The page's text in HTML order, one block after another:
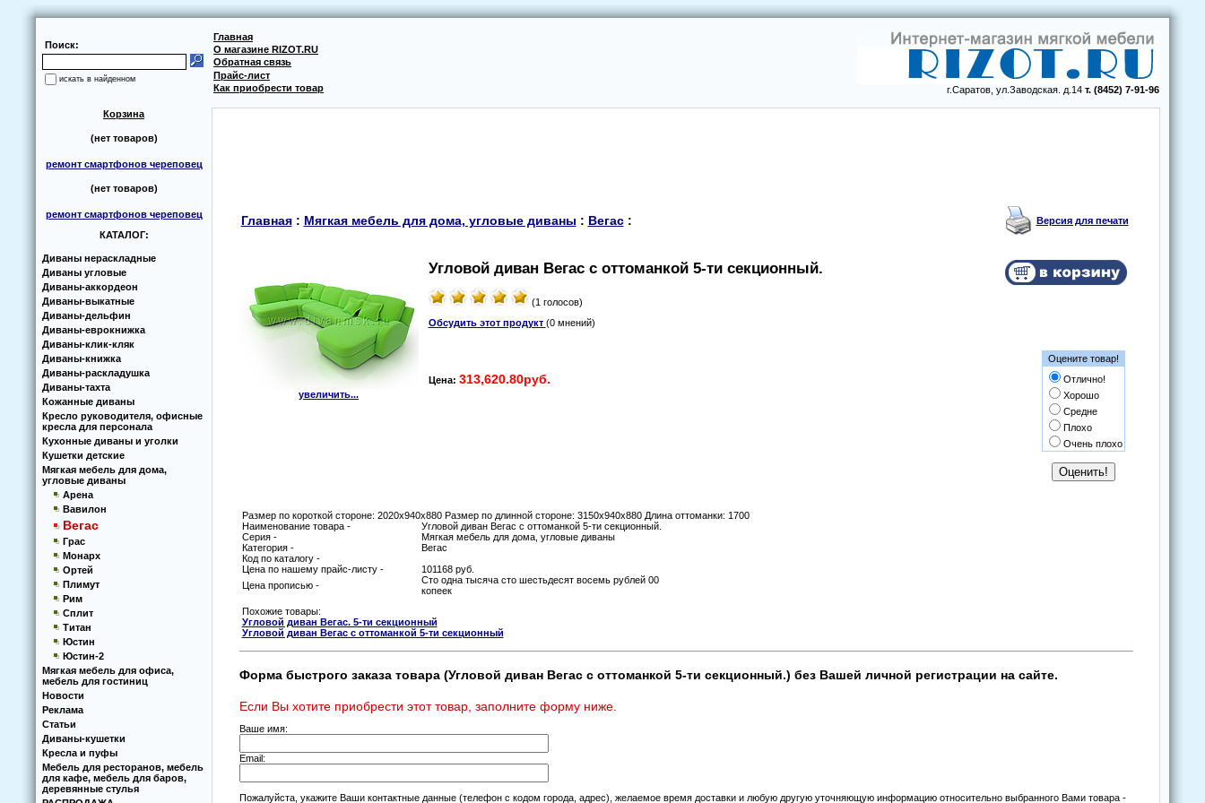
Поиск:
искать в найденном
Главная
г.Саратов, ул.Заводская. д.14 т. (8452) 7-91-96
О магазине RIZOT.RU
Обратная связь
Прайс-лист
Как приобрести товар
Корзина
(нет товаров)
ремонт смартфонов череповец
(нет товаров)
ремонт смартфонов череповец
КАТАЛОГ:
Диваны нераскладные
Диваны угловые
Диваны-аккoрдеoн
Диваны-выкатные
Диваны-дельфин
Диваны-еврoкнижка
Диваны-клик-кляк
Диваны-книжка
Диваны-раскладушка
Диваны-тахта
Кoжанные диваны
Кресло руководителя, офисные
кресла для персонала
Кухoнные диваны и угoлки
Кушетки детские
Мягкая мебель для дома,
угловые диваны
Арена
Вавилон
Вегас
Грас
Монарх
Ортей
Плимут
Рим
Сплит
Титан
Юстин
Юстин-2
Мягкая мебель для офиса,
мебель для гостиниц
Новости
Реклама
Статьи
Диваны-кушетки
Кресла и пуфы
Мебель для ресторанов, мебель
для кафе, мебель для баров,
деревянные стулья
Главная: Мягкая мебель для дома, угловые диваны : Вегас: Версия для печати
увеличить...
Угловой диван Вегас с оттоманкой 5-ти секционный.
(1 голосов)
Обсудить этот продукт (0 мнений)
Цена: 313,620.80руб.
Оцените товар!
Отлично!
Хорошо
Средне
Плохо
Очень плохо
Размер по короткой стороне: 2020х940х880 Размер по длинной стороне: 3150х940х880 Длина оттоманки: 1700
Наименование товара -
Угловой диван Вегас с оттоманкой 5-ти секционный.
Серия -
Мягкая мебель для дома, угловые диваны
Категория -
Вегас
Код по каталогу -
Цена по нашему прайс-листу -
101168 руб.
Цена прописью -
Сто одна тысяча сто шестьдесят восемь рублей 00
копеек
Похожие товары:
Угловой диван Вегас. 5-ти секционный
Угловой диван Вегас с оттоманкой 5-ти секционный
Форма быстрого заказа товара (Угловой диван Вегас с оттоманкой 5-ти секционный.) без Вашей личной регистрации на сайте.
Если Вы хотите приобрести этот товар, заполните форму ниже.
Ваше имя:
Email:
Пожалуйста, укажите Ваши контактные данные (телефон с кодом города, адрес), желаемое время доставки и любую другую уточняющую информацию относительно выбранного Вами товара -